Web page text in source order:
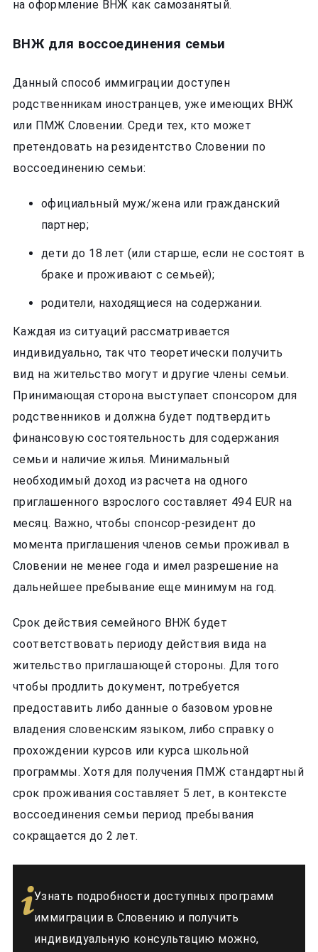
на оформление ВНЖ как самозанятый.
ВНЖ для воссоединения семьи
Данный способ иммиграции доступен
родственникам иностранцев, уже имеющих ВНЖ
или ПМЖ Словении. Среди тех, кто может
претендовать на резидентство Словении по
воссоединению семьи:
официальный муж/жена или гражданский
партнер;
дети до 18 лет (или старше, если не состоят в
браке и проживают с семьей);
родители, находящиеся на содержании.
Каждая из ситуаций рассматривается
индивидуально, так что теоретически получить
вид на жительство могут и другие члены семьи.
Принимающая сторона выступает спонсором для
родственников и должна будет подтвердить
финансовую состоятельность для содержания
семьи и наличие жилья. Минимальный
необходимый доход из расчета на одного
приглашенного взрослого составляет 494 EUR на
месяц. Важно, чтобы спонсор-резидент до
момента приглашения членов семьи проживал в
Словении не менее года и имел разрешение на
дальнейшее пребывание еще минимум на год.
Срок действия семейного ВНЖ будет
соответствовать периоду действия вида на
жительство приглашающей стороны. Для того
чтобы продлить документ, потребуется
предоставить либо данные о базовом уровне
владения словенским языком, либо справку о
прохождении курсов или курса школьной
программы. Хотя для получения ПМЖ стандартный
срок проживания составляет 5 лет, в контексте
воссоединения семьи период пребывания
сокращается до 2 лет.
Узнать подробности доступных программ
иммиграции в Словению и получить
индивидуальную консультацию можно,